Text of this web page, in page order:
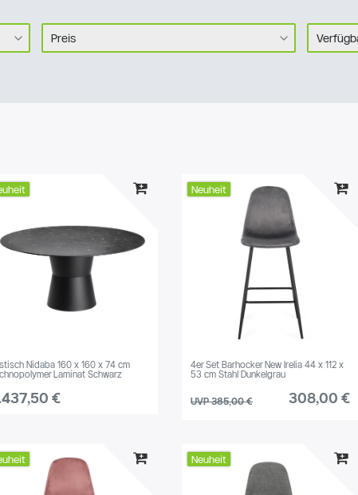
Preis
Nidaba 160 x 160 x 74 cm
Laminat Schwarz
€
Neuheit
4er Set Barhocker New Irelia 44 x 112 x
53 cm Stahl Dunkelgrau
UVP 385,00 € 308,00 €
Neuheit